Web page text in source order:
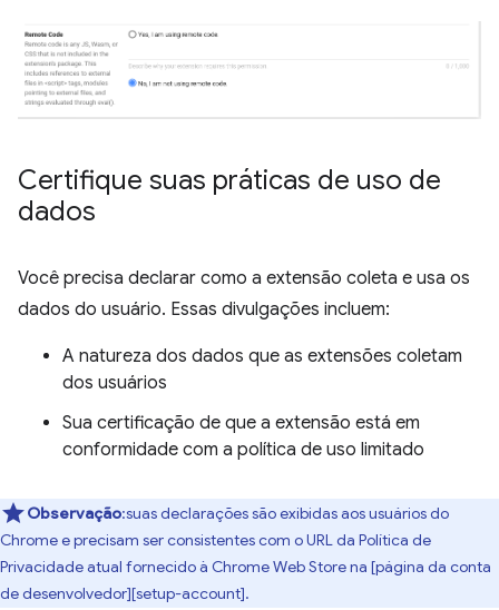
Certifique suas práticas de uso de
dados
Você precisa declarar como a extensão coleta e usa os
dados do usuário. Essas divulgações incluem:
A natureza dos dados que as extensões coletam
dos usuários
Sua certificação de que a extensão está em
conformidade com a política de uso limitado
Observação:suas declarações são exibidas aos usuários do
Chrome e precisam ser consistentes com o URL da Política de
Privacidade atual fornecido à Chrome Web Store na [página da conta
de desenvolvedor][setup-account].